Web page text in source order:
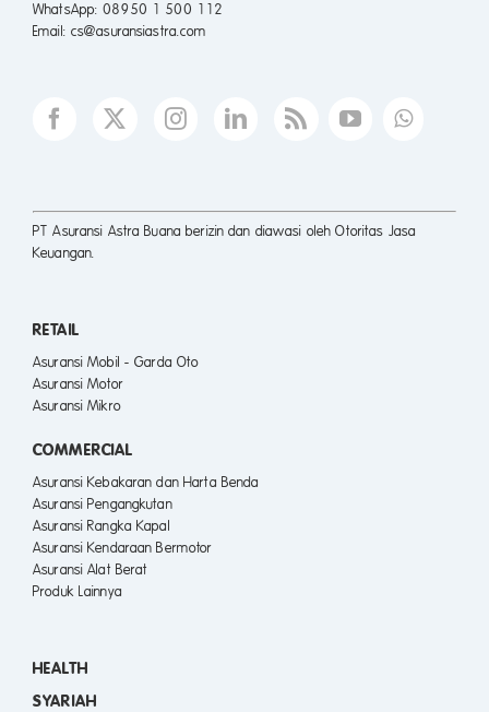
WhatsApp: 08950 1 500 112
Email: cs@asuransiastra.com
PT Asuransi Astra Buana berizin dan diawasi oleh Otoritas Jasa
Keuangan.
RETAIL
Asuransi Mobil - Garda Oto
Asuransi Motor
Asuransi Mikro
COMMERCIAL
Asuransi Kebakaran dan Harta Benda
Asuransi Pengangkutan
Asuransi Rangka Kapal
Asuransi Kendaraan Bermotor
Asuransi Alat Berat
Produk Lainnya
HEALTH
SYARIAH